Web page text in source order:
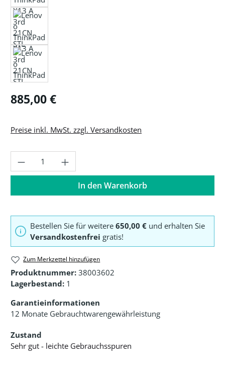
Regulärer Preis:
885,00 €
Preise inkl. MwSt. zzgl. Versandkosten
Produkt Anzahl: Gib den gewünschten
In den Warenkorb
Bestellen Sie für weitere 650,00 € und erhalten Sie
Versandkostenfrei gratis!
Zum Merkzettel hinzufügen
Produktnummer: 38003602
Lagerbestand: 1
Garantieinformationen
12 Monate Gebrauchtwarengewährleistung
Zustand
Sehr gut - leichte Gebrauchsspuren